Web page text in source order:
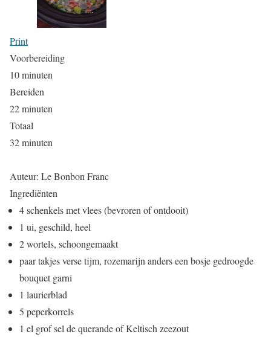
Print
Voorbereiding
10 minuten
Bereiden
22 minuten
Totaal
32 minuten
Auteur: Le Bonbon Franc
Ingrediënten
4 schenkels met vlees (bevroren of ontdooit)
1 ui, geschild, heel
2 wortels, schoongemaakt
paar takjes verse tijm, rozemarijn anders een bosje gedroogde
bouquet garni
1 laurierblad
5 peperkorrels
1 el grof sel de querande of Keltisch zeezout